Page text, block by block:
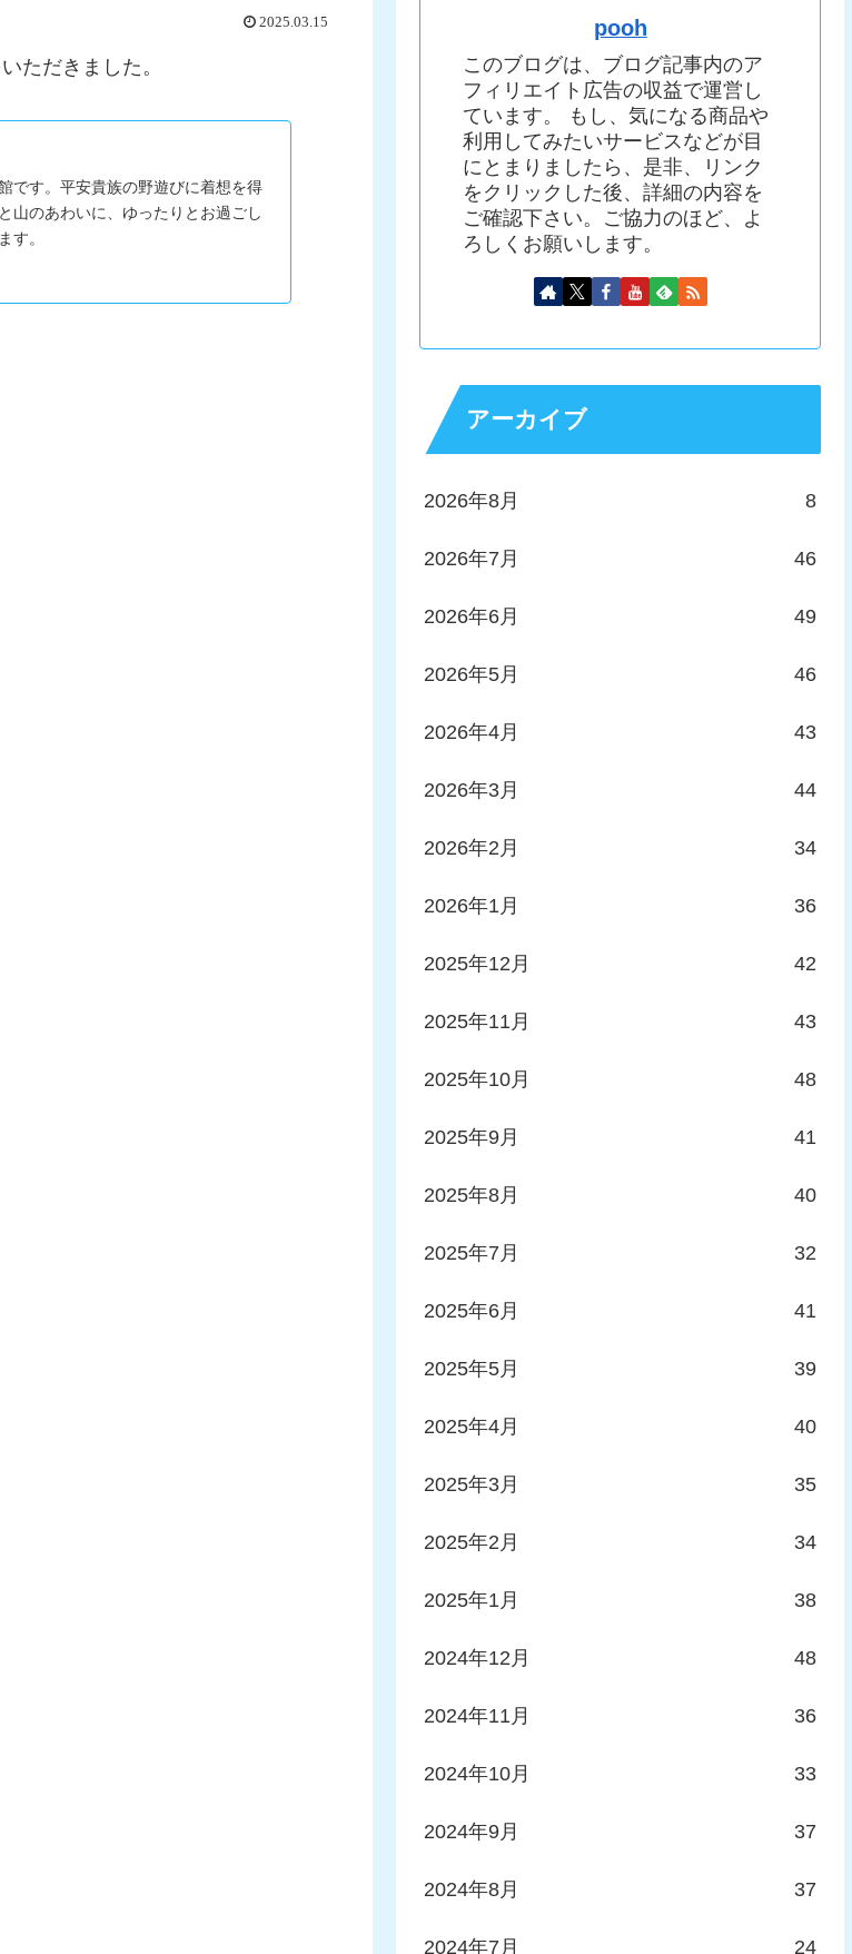
2025.03.15
ただきました。
です。平安貴族の野遊びに着想を得
山のあわいに、ゆったりとお過ごし
す。
pooh
このブログは、ブログ記事内のア
フィリエイト広告の収益で運営し
ています。 もし、気になる商品や
利用してみたいサービスなどが目
にとまりましたら、是非、リンク
をクリックした後、詳細の内容を
ご確認下さい。ご協力のほど、よ
ろしくお願いします。
アーカイブ
2026年8月 8
2026年7月 46
2026年6月 49
2026年5月 46
2026年4月 43
2026年3月 44
2026年2月 34
2026年1月 36
2025年12月 42
2025年11月 43
2025年10月 48
2025年9月 41
2025年8月 40
2025年7月 32
2025年6月 41
2025年5月 39
2025年4月 40
2025年3月 35
2025年2月 34
2025年1月 38
2024年12月 48
2024年11月 36
2024年10月 33
2024年9月 37
2024年8月 37
2024年7月 24